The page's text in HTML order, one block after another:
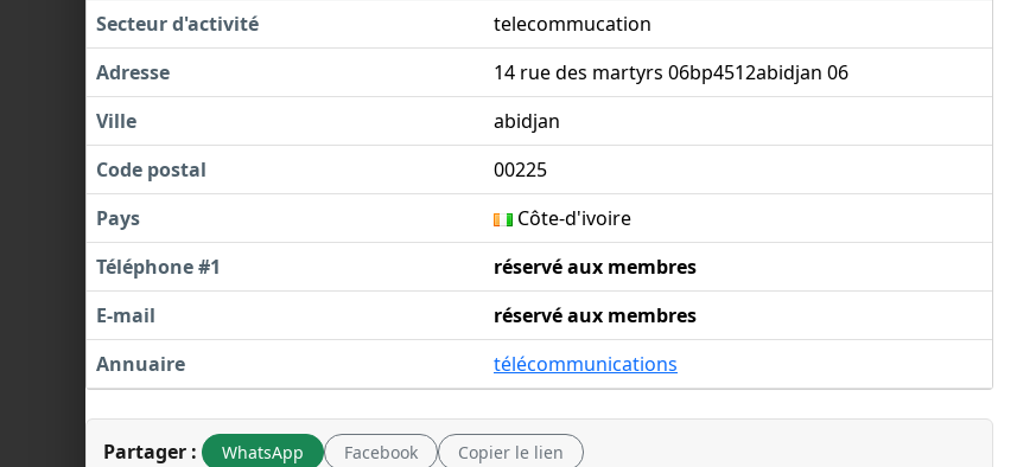
Secteur d'activité
telecommucation
Adresse
14 rue des martyrs 06bp4512abidjan 06
Ville
abidjan
Code postal
00225
Pays
Côte-d'ivoire
Téléphone #1
réservé aux membres
E-mail
réservé aux membres
Annuaire
télécommunications
Partager : WhatsApp Facebook Copier le lien